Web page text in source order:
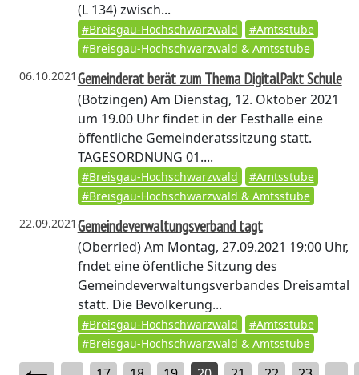
(L 134) zwisch...
#Breisgau-Hochschwarzwald
#Amtsstube
#Breisgau-Hochschwarzwald & Amtsstube
06.10.2021 Gemeinderat berät zum Thema DigitalPakt Schule
(Bötzingen)Am Dienstag, 12. Oktober 2021
um 19.00 Uhr findet in der Festhalle eine
öffentliche Gemeinderatssitzung statt.
TAGESORDNUNG 01....
#Breisgau-Hochschwarzwald
#Amtsstube
#Breisgau-Hochschwarzwald & Amtsstube
22.09.2021 Gemeindeverwaltungsverband tagt
(Oberried)Am Montag, 27.09.2021 19:00 Uhr,
fndet eine öfentliche Sitzung des
Gemeindeverwaltungsverbandes Dreisamtal
statt. Die Bevölkerung...
#Breisgau-Hochschwarzwald
#Amtsstube
#Breisgau-Hochschwarzwald & Amtsstube